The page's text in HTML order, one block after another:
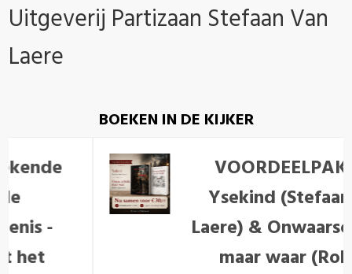
Uitgeverij Partizaan Stefaan Van
Laere
BOEKEN IN DE KIJKER
VOORDEELPAKKET
Ysekind (Stefaan Van
Laere) & Onwaarschijnlijk
maar waar (Robert